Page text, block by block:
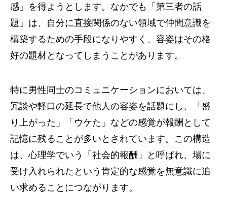
感」を得ようとします。なかでも「第三者の話
題」は、自分に直接関係のない領域で仲間意識を
構築するための手段になりやすく、容姿はその格
好の題材となってしまうことがあります。
特に男性同士のコミュニケーションにおいては、
冗談や軽口の延長で他人の容姿を話題にし、「盛
り上がった」「ウケた」などの感覚が報酬として
記憶に残ることが多いとされています。この構造
は、心理学でいう「社会的報酬」と呼ばれ、場に
受け入れられたという肯定的な感覚を無意識に追
い求めることにつながります。